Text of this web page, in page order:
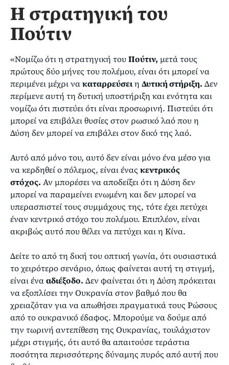
Η στρατηγική του
Πούτιν
«Νομίζω ότι η στρατηγική του Πούτιν, μετά τους
πρώτους δύο μήνες του πολέμου, είναι ότι μπορεί να
περιμένει μέχρι νακαταρρεύσειη Δυτική στήριξη. Δεν
περίμενε αυτή τη δυτική υποστήριξη και ενότητα και
νομίζω ότι πιστεύει ότι είναι προσωρινή. Πιστεύει ότι
μπορεί να επιβάλει θυσίες στον ρωσικό λαό που η
Δύση δεν μπορεί να επιβάλει στον δικό της λαό.
Αυτό από μόνο του, αυτό δεν είναι μόνο ένα μέσο για
να κερδηθεί ο πόλεμος, είναι ένας κεντρικός
στόχος. Αν μπορέσει να αποδείξει ότι η Δύση δεν
μπορεί να παραμείνει ενωμένη και δεν μπορεί να
υπερασπιστεί τους συμμάχους της, τότε έχει πετύχει
έναν κεντρικό στόχο του πολέμου. Επιπλέον, είναι
ακριβώς αυτό που θέλει να πετύχει και η Κίνα.
Δείτε το από τη δική του οπτική γωνία, ότι ουσιαστικά
το χειρότερο σενάριο, όπως φαίνεται αυτή τη στιγμή,
είναι ένααδιέξοδο. Δεν φαίνεται ότι η Δύση πρόκειται
να εξοπλίσει την Ουκρανία στον βαθμό που θα
χρειαζόταν για να απωθήσει πραγματικά τους Ρώσους
από το ουκρανικό έδαφος. Μπορούμε να δούμε από
την τωρινή αντεπίθεση της Ουκρανίας, τουλάχιστον
μέχρι στιγμής, ότι αυτό θα απαιτούσε τεράστια
ποσότητα περισσότερης δύναμης πυρός από αυτή που